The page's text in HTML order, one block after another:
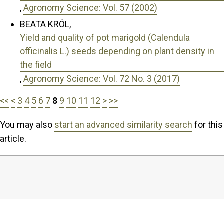
,Agronomy Science: Vol. 57 (2002)
BEATA KRÓL,
Yield and quality of pot marigold (Calendula
officinalis L.) seeds depending on plant density in
the field
,Agronomy Science: Vol. 72 No. 3 (2017)
<< < 3 4 5 6 7 8 9 10 11 12 > >>
You may also start an advanced similarity search for this
article.